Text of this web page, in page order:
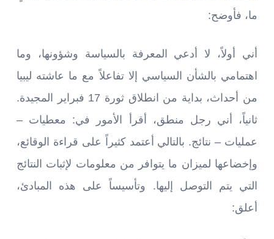
ما، فأوضح:
أني أولاً، لا أدعي المعرفة بالسياسة وشؤونها، وما
اهتمامي بالشأن السياسي إلا تفاعلاً مع ما عاشته ليبيا
من أحداث، بداية من انطلاق ثورة 17 فبراير المجيدة.
ثانياً، أني رجل منطق، أقرأ الأمور في: معطيات –
عمليات – نتائج. بالتالي أعتمد كثيراً على قراءة الوقائع،
وإخضاعها لميزان ما يتوافر من معلومات لإثبات النتائج
التي يتم التوصل إليها. وتأسيساً على هذه المبادئ،
أعلق: